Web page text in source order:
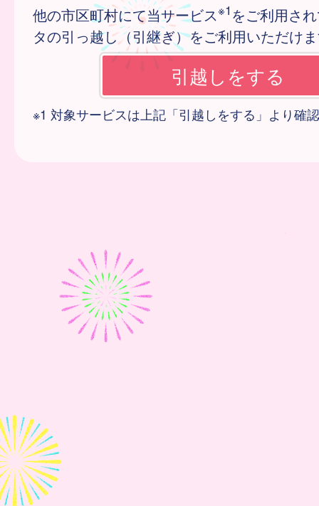
他の市区町村にて当サービス※1 をご利用さ
タの引っ越し（引継ぎ）をご利用いただけ
※1 対象サービスは上記「引越しをする」より確